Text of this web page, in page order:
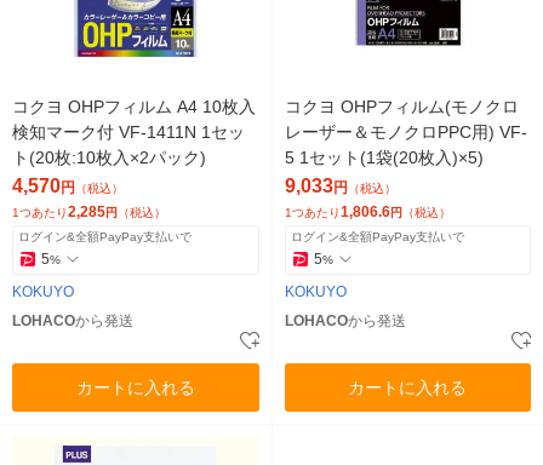
コクヨ OHPフィルム A4 10枚入
検知マーク付 VF-1411N 1セッ
ト(20枚:10枚入×2パック)
4,570円
（税込）
1つあたり2,285円 （税込）
ログイン&全額PayPay支払いで
5%
KOKUYO
LOHACOから発送
カートに入れる
コクヨ OHPフィルム(モノクロ
レーザー＆モノクロPPC用) VF-
5 1セット(1袋(20枚入)×5)
9,033円
（税込）
1つあたり1,806.6円 （税込）
ログイン&全額PayPay支払いで
5%
KOKUYO
LOHACOから発送
カートに入れる